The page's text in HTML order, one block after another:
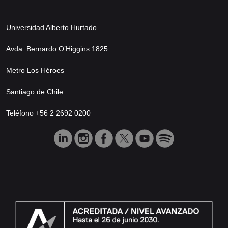
Universidad Alberto Hurtado
Avda. Bernardo O’Higgins 1825
Metro Los Héroes
Santiago de Chile
Teléfono +56 2 2692 0200